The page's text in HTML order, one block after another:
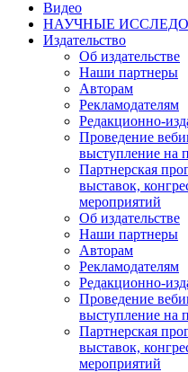
Видео
НАУЧНЫЕ
Издательство
Об издательстве
Наши партнеры
Авторам
Рекламодателям
Редакционно-
Проведение
выступление на
Партнерская
выставок,
мероприятий
Об издательстве
Наши партнеры
Авторам
Рекламодателям
Редакционно-
Проведение
выступление на
Партнерская
выставок,
мероприятий